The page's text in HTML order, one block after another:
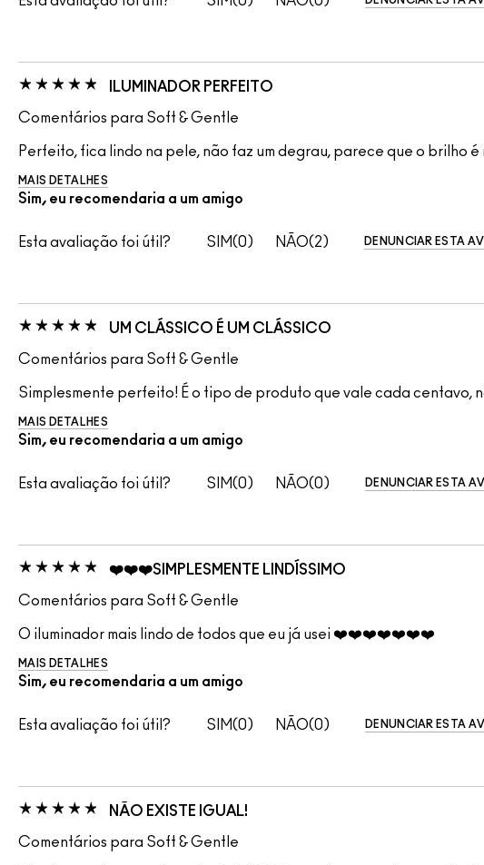
ILUMINADOR PERFEITO
Comentários para Soft & Gentle
Perfeito, fica lindo na pele, não faz um degrau, parece que o brilho
MAIS DETALHES
Sim, eu recomendaria a um amigo
Esta avaliação foi útil? 0 2 DENUNCIAR ESTA
UM CLÁSSICO É UM CLÁSSICO
Comentários para Soft & Gentle
Simplesmente perfeito! É o tipo de produto que vale cada centavo,
MAIS DETALHES
Sim, eu recomendaria a um amigo
Esta avaliação foi útil? 0 0 DENUNCIAR ESTA
❤️❤️❤️SIMPLESMENTE LINDÍSSIMO
Comentários para Soft & Gentle
O iluminador mais lindo de todos que eu já usei ❤️❤️❤️❤️❤️❤️❤️
MAIS DETALHES
Sim, eu recomendaria a um amigo
Esta avaliação foi útil? 0 0 DENUNCIAR ESTA
NÃO EXISTE IGUAL!
Comentários para Soft & Gentle